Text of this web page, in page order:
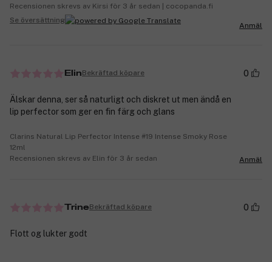
Recensionen skrevs av Kirsi för 3 år sedan | cocopanda.fi
Se översättning
Anmäl
ElinBekräftad köpare 0
Älskar denna, ser så naturligt och diskret ut men ändå en
lip perfector som ger en fin färg och glans
Clarins Natural Lip Perfector Intense #19 Intense Smoky Rose
12ml
Recensionen skrevs av Elin för 3 år sedan
Anmäl
TrineBekräftad köpare 0
Flott og lukter godt